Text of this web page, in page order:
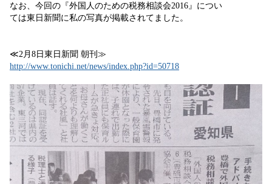
なお、今回の『外国人のための税務相談会2016』につい
ては東日新聞に私の写真が掲載されてました。
≪2月8日東日新聞 朝刊≫
http://www.tonichi.net/news/index.php?id=50718